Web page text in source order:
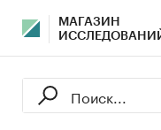
МАГАЗИН